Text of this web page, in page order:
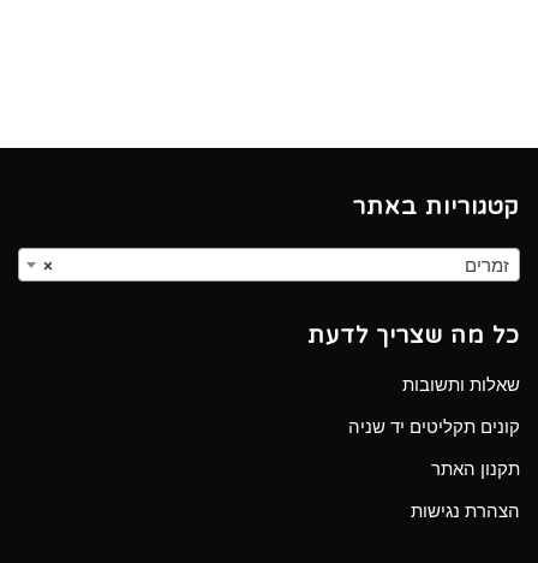
קטגוריות באתר
× זמרים
כל מה שצריך לדעת
שאלות ותשובות
קונים תקליטים יד שניה
תקנון האתר
הצהרת נגישות